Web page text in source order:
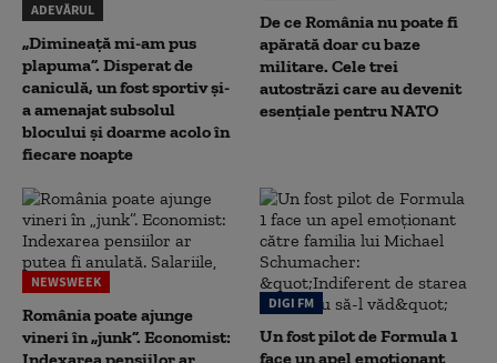
ADEVĂRUL
„Dimineață mi-am pus
plapuma”. Disperat de
caniculă, un fost sportiv și-
a amenajat subsolul
blocului și doarme acolo în
fiecare noapte
De ce România nu poate fi
apărată doar cu baze
militare. Cele trei
autostrăzi care au devenit
esențiale pentru NATO
NEWSWEEK
România poate ajunge
vineri în „junk”. Economist:
DIGI FM
Un fost pilot de Formula 1
face un apel emoționant